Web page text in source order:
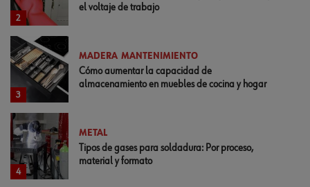
2
el voltaje de trabajo
3
MADERA MANTENIMIENTO
Cómo aumentar la capacidad de
almacenamiento en muebles de cocina y hogar
4
METAL
Tipos de gases para soldadura: Por proceso,
material y formato